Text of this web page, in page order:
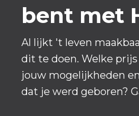
bent met
Al lijkt 't leven
dit te doen. Welke
jouw mogelijkheden
dat je werd geboren?